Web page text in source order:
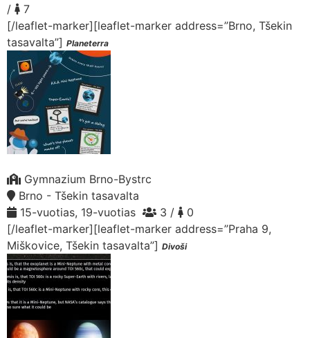
/
7
[/leaflet-marker][leaflet-marker address=”Brno, Tšekin
tasavalta”] Planeterra
Gymnazium Brno-Bystrc
Brno - Tšekin tasavalta
15-vuotias, 19-vuotias
3 /
0
[/leaflet-marker][leaflet-marker address=”Praha 9,
Miškovice, Tšekin tasavalta”] Divoši